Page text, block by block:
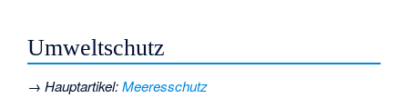
Umweltschutz
→Hauptartikel:Meeresschutz